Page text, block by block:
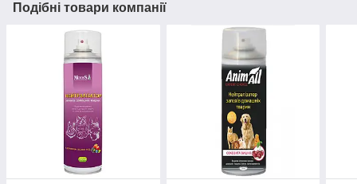
Подібні товари компанії